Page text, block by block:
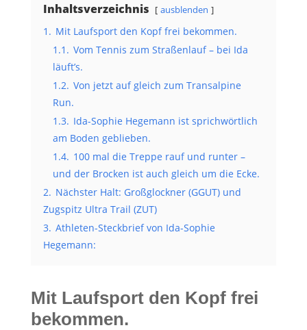
Inhaltsverzeichnis ausblenden
1. Mit Laufsport den Kopf frei bekommen.
1.1. Vom Tennis zum Straßenlauf – bei Ida
läuft’s.
1.2. Von jetzt auf gleich zum Transalpine
Run.
1.3. Ida-Sophie Hegemann ist sprichwörtlich
am Boden geblieben.
1.4. 100 mal die Treppe rauf und runter –
und der Brocken ist auch gleich um die Ecke.
2. Nächster Halt: Großglockner (GGUT) und
Zugspitz Ultra Trail (ZUT)
3. Athleten-Steckbrief von Ida-Sophie
Hegemann:
Mit Laufsport den Kopf frei
bekommen.